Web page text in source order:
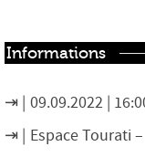
Informations
09.09.2022 |
Espace Tourati